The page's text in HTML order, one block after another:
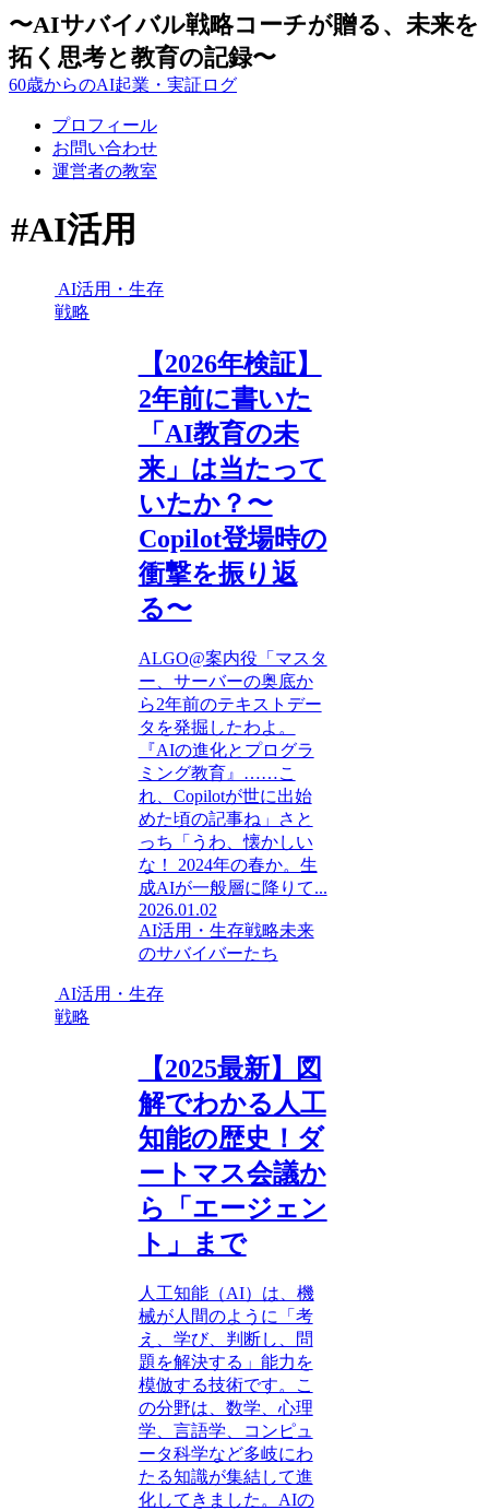
〜AIサバイバル戦略コーチが贈る、未来を
拓く思考と教育の記録〜
60歳からのAI起業・実証ログ
プロフィール
お問い合わせ
運営者の教室
#AI活用
AI活用・生存
戦略
【2026年検証】
2年前に書いた
「AI教育の未
来」は当たって
いたか？〜
Copilot登場時の
衝撃を振り返
る〜
ALGO@案内役「マスタ
ー、サーバーの奥底か
ら2年前のテキストデー
タを発掘したわよ。
『AIの進化とプログラ
ミング教育』……こ
れ、Copilotが世に出始
めた頃の記事ね」さと
っち「うわ、懐かしい
な！ 2024年の春か。生
成AIが一般層に降りて...
2026.01.02
AI活用・生存戦略未来
のサバイバーたち
AI活用・生存
戦略
【2025最新】図
解でわかる人工
知能の歴史！ダ
ートマス会議か
ら「エージェン
ト」まで
人工知能（AI）は、機
械が人間のように「考
え、学び、判断し、問
題を解決する」能力を
模倣する技術です。こ
の分野は、数学、心理
学、言語学、コンピュ
ータ科学など多岐にわ
たる知識が集結して進
化してきました。AIの